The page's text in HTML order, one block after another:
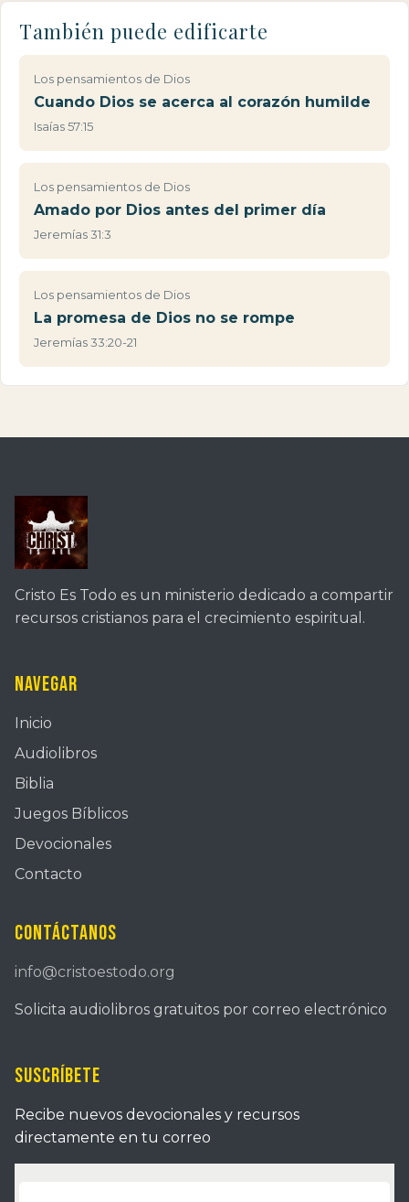
También puede edificarte
Los pensamientos de Dios
Cuando Dios se acerca al corazón humilde
Isaías 57:15
Los pensamientos de Dios
Amado por Dios antes del primer día
Jeremías 31:3
Los pensamientos de Dios
La promesa de Dios no se rompe
Jeremías 33:20-21
Cristo Es Todo es un ministerio dedicado a compartir
recursos cristianos para el crecimiento espiritual.
Navegar
Inicio
Audiolibros
Biblia
Juegos Bíblicos
Devocionales
Contacto
Contáctanos
info@cristoestodo.org
Solicita audiolibros gratuitos por correo electrónico
Suscríbete
Recibe nuevos devocionales y recursos
directamente en tu correo